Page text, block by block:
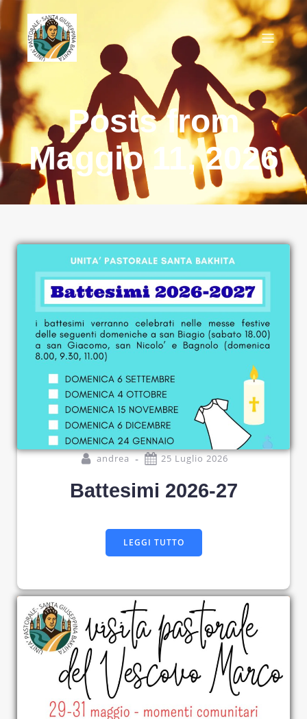
Posts from
Maggio 11, 2026
andrea - 25 Luglio 2026
Battesimi 2026-27
LEGGI TUTTO